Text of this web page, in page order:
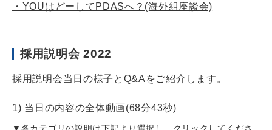
・YOUはどーしてPDASへ？(海外組座談会)
採用説明会 2022
採用説明会当日の様子とQ&Aをご紹介します。
1) 当日の内容の全体動画(68分43秒)
▼各カテゴリの説明は下記より選択し、クリックしてくださ